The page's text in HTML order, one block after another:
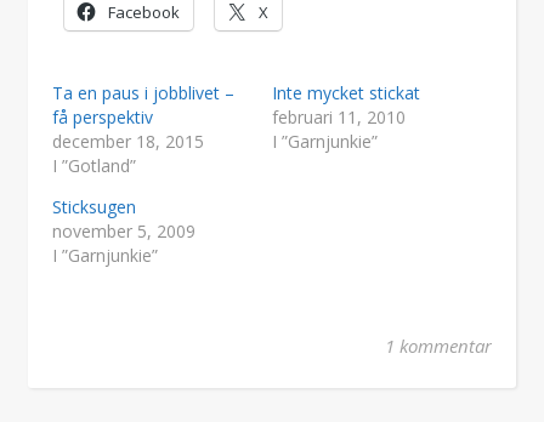
Facebook X
Ta en paus i jobblivet –
få perspektiv
december 18, 2015
I ”Gotland”
Inte mycket stickat
februari 11, 2010
I ”Garnjunkie”
Sticksugen
november 5, 2009
I ”Garnjunkie”
1 kommentar